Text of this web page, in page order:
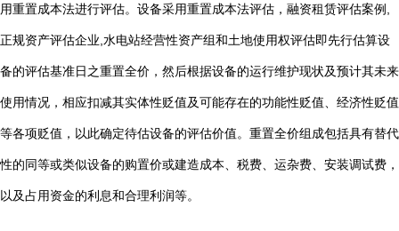
用重置成本法进行评估。设备采用重置成本法评估， 融资租赁评估案例,
正规资产评估企业,水电站经营性资产组和土地使用权评估即先行估算设
备的评估基准日之重置全价，然后根据设备的运行维护现状及预计其未来
使用情况，相应扣减其实体性贬值及可能存在的功能性贬值、经济性贬值
等各项贬值，以此确定待估设备的评估价值。重置全价组成包括具有替代
性的同等或类似设备的购置价或建造成本、税费、运杂费、安装调试费，
以及占用资金的利息和合理利润等。